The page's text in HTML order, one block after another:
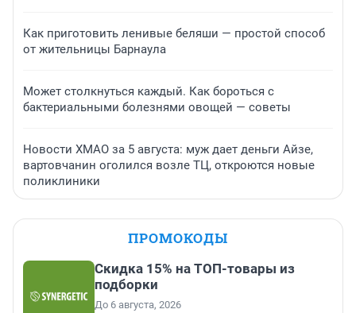
Как приготовить ленивые беляши — простой способ
от жительницы Барнаула
Может столкнуться каждый. Как бороться с
бактериальными болезнями овощей — советы
Новости ХМАО за 5 августа: муж дает деньги Айзе,
вартовчанин оголился возле ТЦ, откроются новые
поликлиники
ПРОМОКОДЫ
Скидка 15% на ТОП-товары из
подборки
До 6 августа, 2026